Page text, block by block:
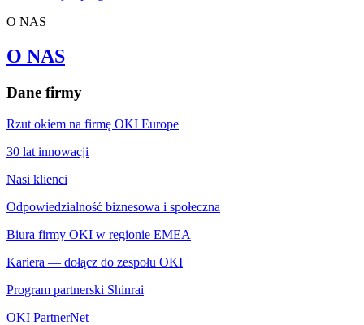
O NAS
O NAS
Dane firmy
Rzut okiem na firmę OKI Europe
30 lat innowacji
Nasi klienci
Odpowiedzialność biznesowa i społeczna
Biura firmy OKI w regionie EMEA
Kariera — dołącz do zespołu OKI
Program partnerski Shinrai
OKI PartnerNet